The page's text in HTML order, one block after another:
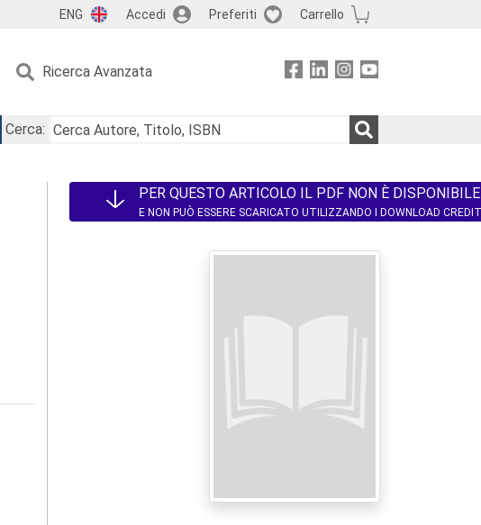
ENG Accedi Preferiti Carrello
Ricerca Avanzata
Cerca:
PER QUESTO ARTICOLO IL PDF NON È DISPONIBILE
E NON PUÒ ESSERE SCARICATO UTILIZZANDO I DOWNLOAD CREDIT